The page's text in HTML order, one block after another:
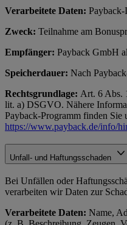
Verarbeitete Daten:
Zweck: Teilnahme am
Empfänger: Payback GmbH
Speicherdauer: Nach
Rechtsgrundlage: Art. 6 Abs.
lit. a) DSGVO. Nähere
Payback-Programm finden Sie
https://www.payback.de/info/
Unfall- und Haftungsschaden
Bei Unfällen oder
verarbeiten wir Daten zur
Verarbeitete Daten: Name,